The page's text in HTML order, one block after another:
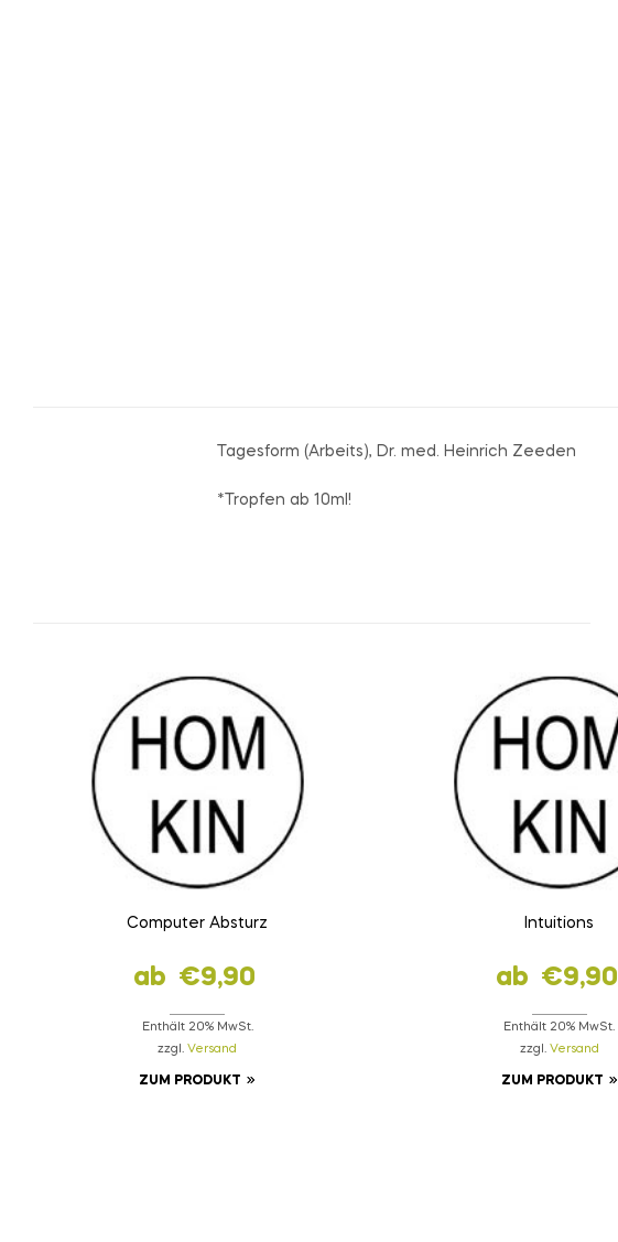
Tagesform (Arbeits), Dr. med. Heinrich Zeeden
*Tropfen ab 10ml!
Computer Absturz
ab €9,90
Enthält 20% MwSt.
zzgl.Versand
ZUM PRODUKT
Intuitions
ab €9,90
Enthält 20% MwSt.
zzgl. Versand
ZUM PRODUKT